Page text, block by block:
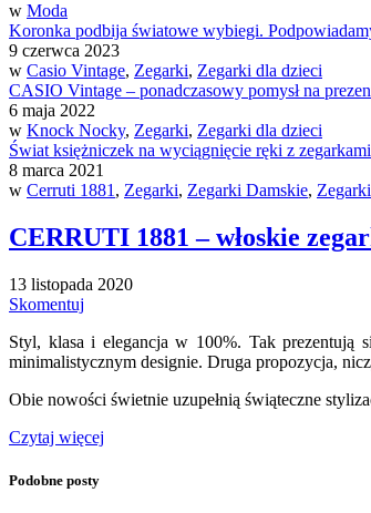
w Moda
Koronka podbija światowe wybiegi.
9 czerwca 2023
w Casio Vintage, Zegarki, Zegarki dla dzieci
CASIO Vintage – ponadczasowy pomysł na
6 maja 2022
w Knock Nocky, Zegarki, Zegarki dla dzieci
Świat księżniczek na wyciągnięcie ręki z
8 marca 2021
w Cerruti 1881 , Zegarki, Zegarki Damskie,
CERRUTI 1881 – włoskie
13 listopada 2020
Skomentuj
Styl, klasa i elegancja w 100%. Tak
minimalistycznym designie. Druga propozycja,
Obie nowości świetnie uzupełnią świąteczne
Czytaj więcej
Podobne posty